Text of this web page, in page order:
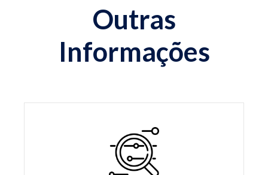
Outras
Informações